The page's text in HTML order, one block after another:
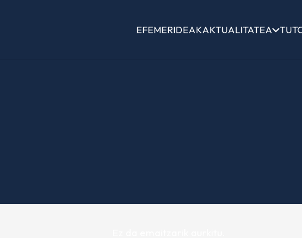
EFEMERIDEAKAKTUALITATEA